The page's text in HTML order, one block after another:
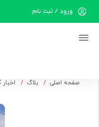
در حال حاضر
ورود / ثبت نام
صفحه اصلی بلاگ